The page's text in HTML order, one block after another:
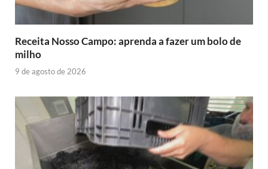
Receita Nosso Campo: aprenda a fazer um bolo de
milho
9 de agosto de 2026